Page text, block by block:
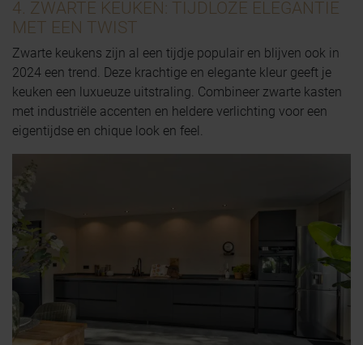
4. ZWARTE KEUKEN: TIJDLOZE ELEGANTIE
MET EEN TWIST
Zwarte keukens zijn al een tijdje populair en blijven ook in
2024 een trend. Deze krachtige en elegante kleur geeft je
keuken een luxueuze uitstraling. Combineer zwarte kasten
met industriële accenten en heldere verlichting voor een
eigentijdse en chique look en feel.